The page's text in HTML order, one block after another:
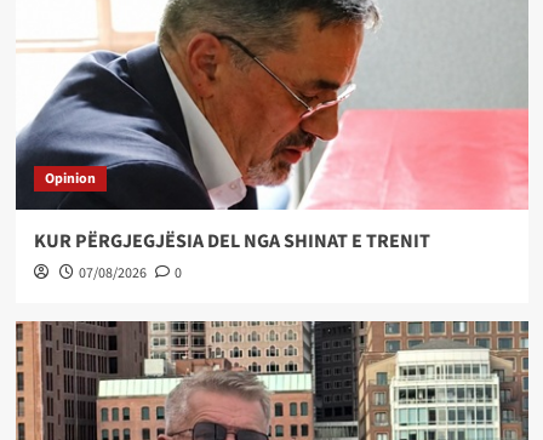
Opinion
KUR PËRGJEGJËSIA DEL NGA SHINAT E TRENIT
07/08/2026 0